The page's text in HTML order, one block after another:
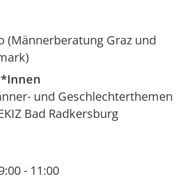
(Männerberatung Graz und
und Geschlechterthemen
Bad Radkersburg
- 11:00